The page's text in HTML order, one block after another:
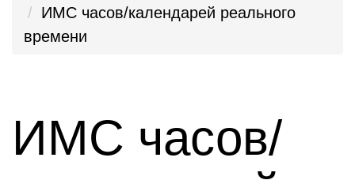
ИМС часов/календарей реального
времени
ИМС часов/